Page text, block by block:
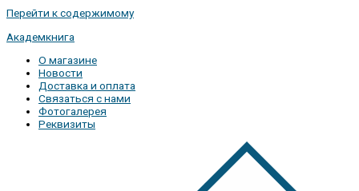
Перейти к содержимому
Академкнига
О магазине
Новости
Доставка и оплата
Связаться с нами
Фотогалерея
Реквизиты